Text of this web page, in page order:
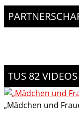
TUS 82 VIDEOS
„Mädchen und